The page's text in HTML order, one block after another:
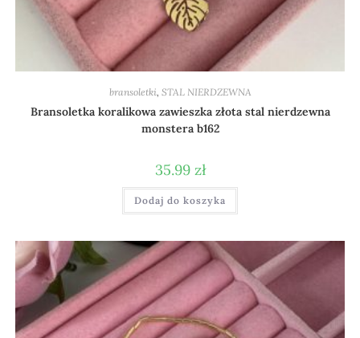
bransoletki, STAL NIERDZEWNA
Bransoletka koralikowa zawieszka złota stal nierdzewna
monstera b162
35.99 zł
Dodaj do koszyka